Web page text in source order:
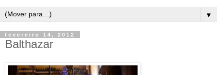
▼
fevereiro 14, 2012
Balthazar